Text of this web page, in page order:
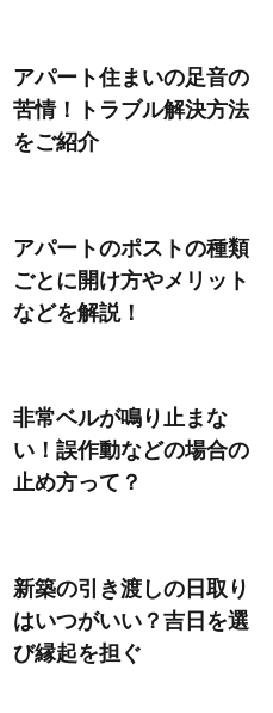
アパート住まいの足音の
苦情！トラブル解決方法
をご紹介
アパートのポストの種類
ごとに開け方やメリット
などを解説！
非常ベルが鳴り止まな
い！誤作動などの場合の
止め方って？
新築の引き渡しの日取り
はいつがいい？吉日を選
び縁起を担ぐ